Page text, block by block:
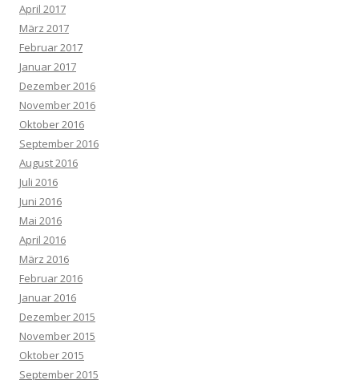
April 2017
März 2017
Februar 2017
Januar 2017
Dezember 2016
November 2016
Oktober 2016
September 2016
August 2016
Juli 2016
Juni 2016
Mai 2016
April 2016
März 2016
Februar 2016
Januar 2016
Dezember 2015
November 2015
Oktober 2015
September 2015